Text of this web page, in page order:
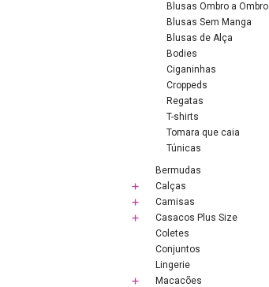
Blusas Ombro a Ombro
Blusas Sem Manga
Blusas de Alça
Bodies
Ciganinhas
Croppeds
Regatas
T-shirts
Tomara que caia
Túnicas
Bermudas
Calças
Camisas
Casacos Plus Size
Coletes
Conjuntos
Lingerie
Macacões